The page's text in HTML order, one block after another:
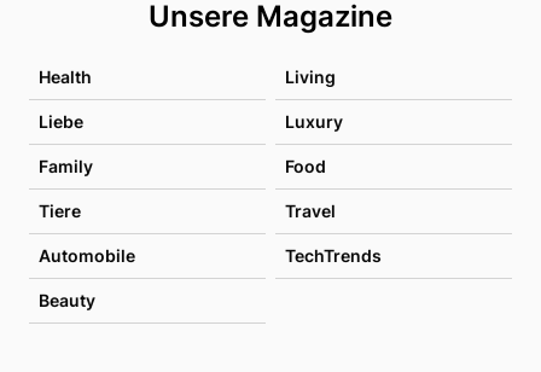
Unsere Magazine
Health Living
Liebe Luxury
Family Food
Tiere Travel
Automobile TechTrends
Beauty